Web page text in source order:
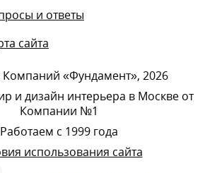
и ответы
сайта
Компаний «Фундамент», 2026
и дизайн интерьера в Москве от
Компании №1
Работаем с 1999 года
использования сайта